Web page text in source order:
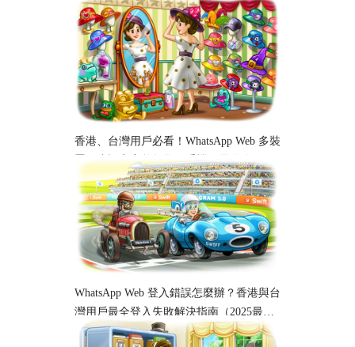
香港、台灣用戶必看！WhatsApp Web 多裝
置同步設定完整教學｜手機、電腦跨平台
使用指南
WhatsApp Web 登入錯誤怎麼辦？香港與台
灣用戶最全登入失敗解決指南（2025最
新）